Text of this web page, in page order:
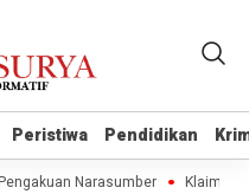
Peristiwa Pendidikan
Peristiwa Pendidikan
Narasumber Klaim